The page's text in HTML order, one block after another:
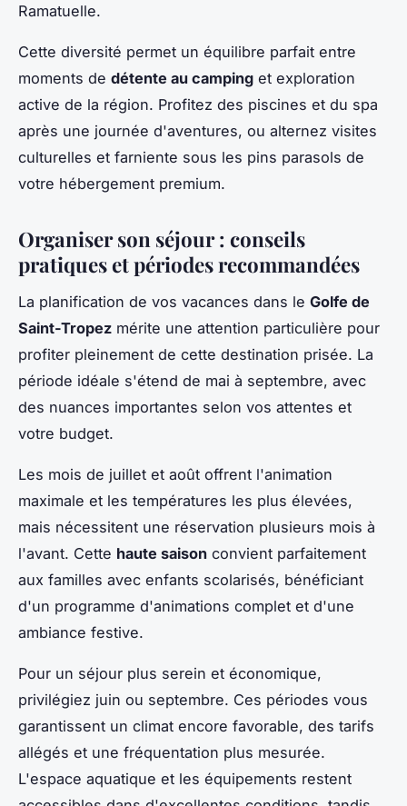
Ramatuelle.
Cette diversité permet un équilibre parfait entre
moments de détente au camping et exploration
active de la région. Profitez des piscines et du spa
après une journée d'aventures, ou alternez visites
culturelles et farniente sous les pins parasols de
votre hébergement premium.
Organiser son séjour : conseils
pratiques et périodes recommandées
La planification de vos vacances dans le Golfe de
Saint-Tropez mérite une attention particulière pour
profiter pleinement de cette destination prisée. La
période idéale s'étend de mai à septembre, avec
des nuances importantes selon vos attentes et
votre budget.
Les mois de juillet et août offrent l'animation
maximale et les températures les plus élevées,
mais nécessitent une réservation plusieurs mois à
l'avant. Cette haute saison convient parfaitement
aux familles avec enfants scolarisés, bénéficiant
d'un programme d'animations complet et d'une
ambiance festive.
Pour un séjour plus serein et économique,
privilégiez juin ou septembre. Ces périodes vous
garantissent un climat encore favorable, des tarifs
allégés et une fréquentation plus mesurée.
L'espace aquatique et les équipements restent